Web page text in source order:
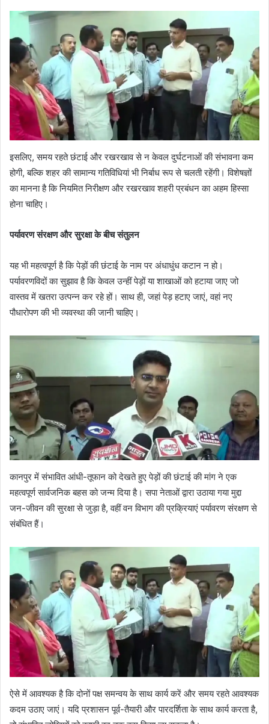
इसलिए, समय रहते छंटाई और रखरखाव से न केवल दुर्घटनाओं की संभावना कम
होगी, बल्कि शहर की सामान्य गतिविधियां भी निर्बाध रूप से चलती रहेंगी। विशेषज्ञों
का मानना है कि नियमित निरीक्षण और रखरखाव शहरी प्रबंधन का अहम हिस्सा
होना चाहिए।
पर्यावरण संरक्षण और सुरक्षा के बीच संतुलन
यह भी महत्वपूर्ण है कि पेड़ों की छंटाई के नाम पर अंधाधुंध कटान न हो।
पर्यावरणविदों का सुझाव है कि केवल उन्हीं पेड़ों या शाखाओं को हटाया जाए जो
वास्तव में खतरा उत्पन्न कर रहे हों। साथ ही, जहां पेड़ हटाए जाएं, वहां नए
पौधारोपण की भी व्यवस्था की जानी चाहिए।
कानपुर में संभावित आंधी-तूफान को देखते हुए पेड़ों की छंटाई की मांग ने एक
महत्वपूर्ण सार्वजनिक बहस को जन्म दिया है। सपा नेताओं द्वारा उठाया गया मुद्दा
जन-जीवन की सुरक्षा से जुड़ा है, वहीं वन विभाग की प्रक्रियाएं पर्यावरण संरक्षण से
संबंधित हैं।
ऐसे में आवश्यक है कि दोनों पक्ष समन्वय के साथ कार्य करें और समय रहते आवश्यक
कदम उठाए जाएं। यदि प्रशासन पूर्व-तैयारी और पारदर्शिता के साथ कार्य करता है,